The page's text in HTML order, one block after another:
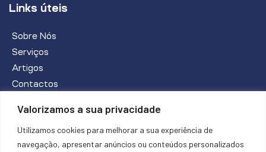
Valorizamos a sua privacidade
Utilizamos cookies para melhorar a sua experiência de
navegação, apresentar anúncios ou conteúdos personalizados
Links úteis
Sobre Nós
Serviços
Artigos
Contactos
PEDIR INFORMAÇÕES